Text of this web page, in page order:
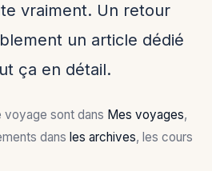
vraiment. Un retour
un article dédié
ça en détail.
voyage sont dans Mes voyages,
dans les archives, les cours